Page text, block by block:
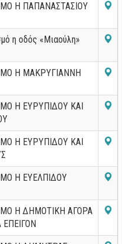
Η ΠΑΠΑΝΑΣΤΑΣΙΟΥ
η οδός «Μιαούλη»
Η ΜΑΚΡΥΓΙΑΝΝΗ
Η ΕΥΡΥΠΙΔΟΥ ΚΑΙ
Η ΕΥΡΥΠΙΔΟΥ ΚΑΙ
Η ΕΥΕΛΠΙΔΟΥ
Η ΔΗΜΟΤΙΚΗ ΑΓΟΡΑ
ΕΠΕΙΓΟΝ